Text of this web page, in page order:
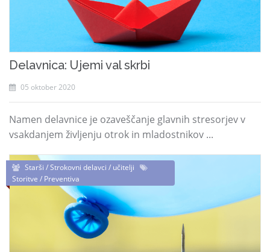
Delavnica: Ujemi val skrbi
05 oktober 2020
Namen delavnice je ozaveščanje glavnih stresorjev v
vsakdanjem življenju otrok in mladostnikov ...
Starši / Strokovni delavci / učitelji
Storitve / Preventiva